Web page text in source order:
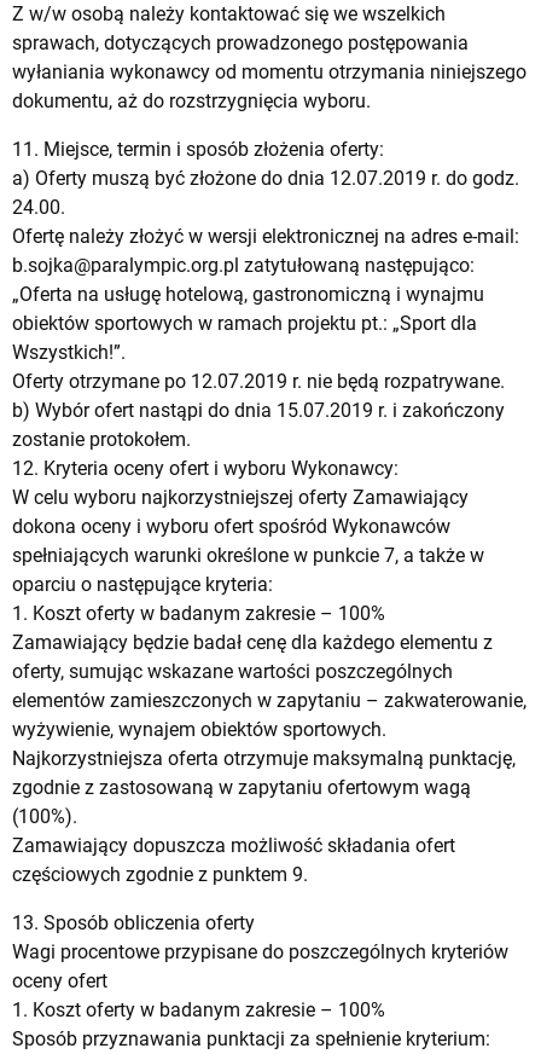
Z w/w osobą należy kontaktować się we wszelkich
sprawach, dotyczących prowadzonego postępowania
wyłaniania wykonawcy od momentu otrzymania niniejszego
dokumentu, aż do rozstrzygnięcia wyboru.
11. Miejsce, termin i sposób złożenia oferty:
a) Oferty muszą być złożone do dnia 12.07.2019 r. do godz.
24.00.
Ofertę należy złożyć w wersji elektronicznej na adres e-mail:
b.sojka@paralympic.org.pl zatytułowaną następująco:
„Oferta na usługę hotelową, gastronomiczną i wynajmu
obiektów sportowych w ramach projektu pt.: „Sport dla
Wszystkich!”.
Oferty otrzymane po 12.07.2019 r. nie będą rozpatrywane.
b) Wybór ofert nastąpi do dnia 15.07.2019 r. i zakończony
zostanie protokołem.
12. Kryteria oceny ofert i wyboru Wykonawcy:
W celu wyboru najkorzystniejszej oferty Zamawiający
dokona oceny i wyboru ofert spośród Wykonawców
spełniających warunki określone w punkcie 7, a także w
oparciu o następujące kryteria:
1. Koszt oferty w badanym zakresie – 100%
Zamawiający będzie badał cenę dla każdego elementu z
oferty, sumując wskazane wartości poszczególnych
elementów zamieszczonych w zapytaniu – zakwaterowanie,
wyżywienie, wynajem obiektów sportowych.
Najkorzystniejsza oferta otrzymuje maksymalną punktację,
zgodnie z zastosowaną w zapytaniu ofertowym wagą
(100%).
Zamawiający dopuszcza możliwość składania ofert
częściowych zgodnie z punktem 9.
13. Sposób obliczenia oferty
Wagi procentowe przypisane do poszczególnych kryteriów
oceny ofert
1. Koszt oferty w badanym zakresie – 100%
Sposób przyznawania punktacji za spełnienie kryterium: